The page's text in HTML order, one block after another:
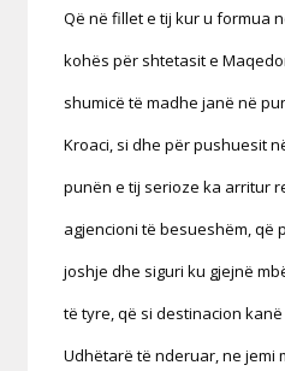
Që në fillet e tij kur u formua
kohës për shtetasit e
shumicë të madhe janë në
Kroaci, si dhe për pushuesit
punën e tij serioze ka arritur
agjencioni të besueshëm, që
joshje dhe siguri ku gjejnë
të tyre, që si destinacion kanë
Udhëtarë të nderuar, ne jemi